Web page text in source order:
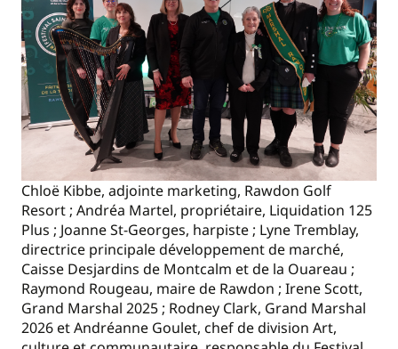
Chloë Kibbe, adjointe marketing, Rawdon Golf
Resort ; Andréa Martel, propriétaire, Liquidation 125
Plus ; Joanne St-Georges, harpiste ; Lyne Tremblay,
directrice principale développement de marché,
Caisse Desjardins de Montcalm et de la Ouareau ;
Raymond Rougeau, maire de Rawdon ; Irene Scott,
Grand Marshal 2025 ; Rodney Clark, Grand Marshal
2026 et Andréanne Goulet, chef de division Art,